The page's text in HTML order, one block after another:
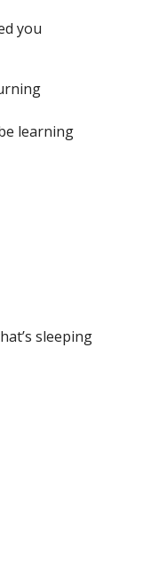
you
learning
sleeping